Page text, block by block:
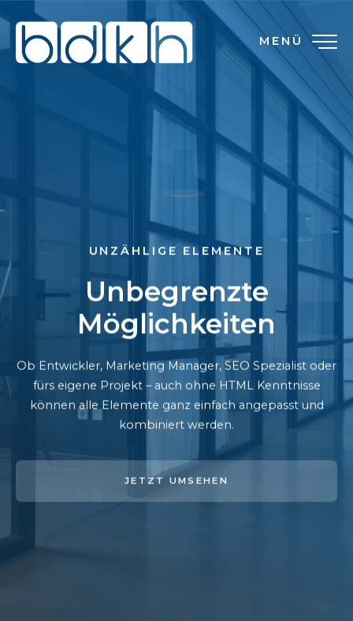
MENÜ
UNZÄHLIGE ELEMENTE
Unbegrenzte
Möglichkeiten
Ob Entwickler, Marketing Manager, SEO Spezialist oder
fürs eigene Projekt – auch ohne HTML Kenntnisse
können alle Elemente ganz einfach angepasst und
kombiniert werden.
JETZT UMSEHEN